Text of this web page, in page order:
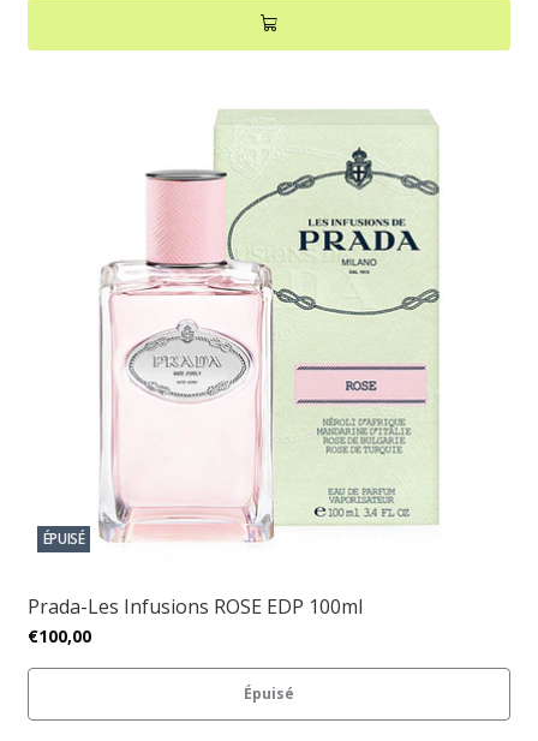
ÉPUISÉ
Prada-Les Infusions ROSE EDP 100ml
€100,00
Épuisé